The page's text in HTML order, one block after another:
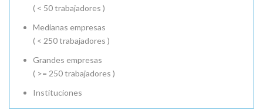
( < 50 trabajadores )
Medianas empresas
( < 250 trabajadores )
Grandes empresas
( >= 250 trabajadores )
Instituciones